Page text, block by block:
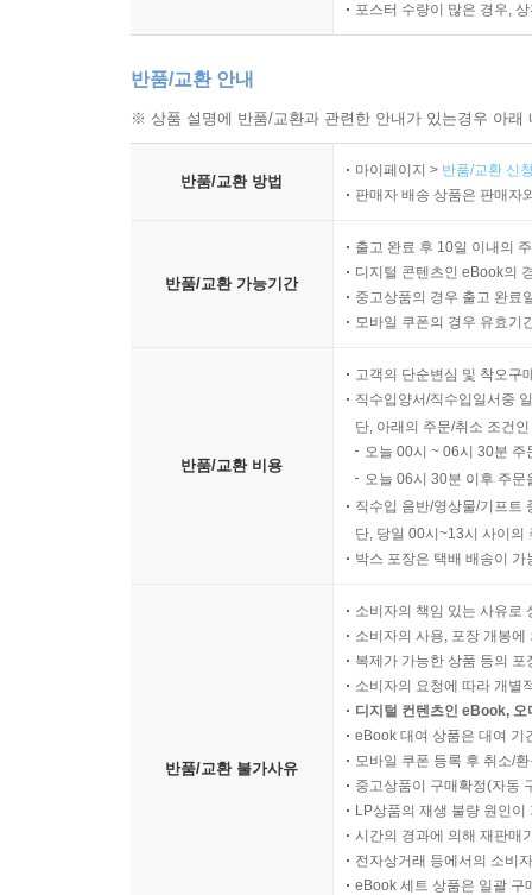
포스터 수량이 많은 경우,
반품/교환 안내
※ 상품 설명에 반품/교환과 관련한 안내가 있는경우 아
반품/교환 방법
마이페이지 > 반품/교환 신
판매자 배송 상품은 판매자
반품/교환 가능기간
출고 완료 후 10일 이내의
디지털 콘텐츠인 eBook의
중고상품의 경우 출고 완료
모바일 쿠폰의 경우 유효기
반품/교환 비용
고객의 단순변심 및 착오구
직수입양서/직수입일서중
단, 아래의 주문/취소 조건
오늘 00시 ~ 06시 30분
오늘 06시 30분 이후 주
직수입 음반/영상물/기프트
단, 당일 00시~13시 사이의
박스 포장은 택배 배송이
반품/교환 불가사유
소비자의 책임 있는 사유로
소비자의 사용, 포장 개봉
복제가 가능한 상품 등의
소비자의 요청에 따라 개별
디지털 컨텐츠인 eBook,
eBook 대여 상품은 대여 기
모바일 쿠폰 등록 후 취소/
중고상품이 구매확정(자동
LP상품의 재생 불량 원인
시간의 경과에 의해 재판매
전자상거래 등에서의 소비
eBook 세트 상품은 일괄 구